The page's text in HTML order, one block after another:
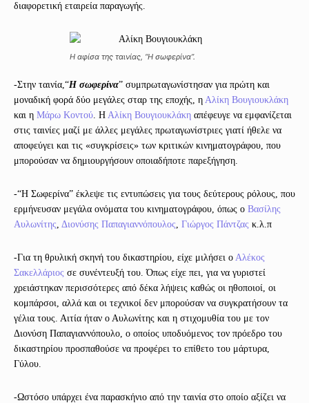
διαφορετική εταιρεία παραγωγής.
Η αφίσα της ταινίας, “Η σωφερίνα”.
-Στην ταινία, “Η σωφερίνα” συμπρωταγωνίστησαν για πρώτη και
μοναδική φορά δύο μεγάλες σταρ της εποχής, η Αλίκη Βουγιουκλάκη
και η Μάρω Κοντού . Η Αλίκη Βουγιουκλάκη απέφευγε να εμφανίζεται
στις ταινίες μαζί με άλλες μεγάλες πρωταγωνίστριες γιατί ήθελε να
αποφεύγει και τις «συγκρίσεις» των κριτικών κινηματογράφου, που
μπορούσαν να δημιουργήσουν οποιαδήποτε παρεξήγηση.
-“Η Σωφερίνα” έκλεψε τις εντυπώσεις για τους δεύτερους ρόλους, που
ερμήνευσαν μεγάλα ονόματα του κινηματογράφου, όπως ο Βασίλης
Αυλωνίτης Διονύσης Παπαγιαννόπουλος Γιώργος Πάντζας κ.λ.π
-Για τη θρυλική σκηνή του δικαστηρίου, είχε μιλήσει ο Αλέκος
Σακελλάριος σε συνέντευξή του. Όπως είχε πει, για να γυριστεί
χρειάστηκαν περισσότερες από δέκα λήψεις καθώς οι ηθοποιοί, οι
κομπάρσοι, αλλά και οι τεχνικοί δεν μπορούσαν να συγκρατήσουν τα
γέλια τους. Αιτία ήταν ο Αυλωνίτης και η στιχομυθία του με τον
Διονύση Παπαγιαννόπουλο, ο οποίος υποδυόμενος τον πρόεδρο του
δικαστηρίου προσπαθούσε να προφέρει το επίθετο του μάρτυρα,
Γύλου.
-Ωστόσο υπάρχει ένα παρασκήνιο από την ταινία στο οποίο αξίζει να